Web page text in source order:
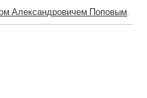
Александровичем Поповым.